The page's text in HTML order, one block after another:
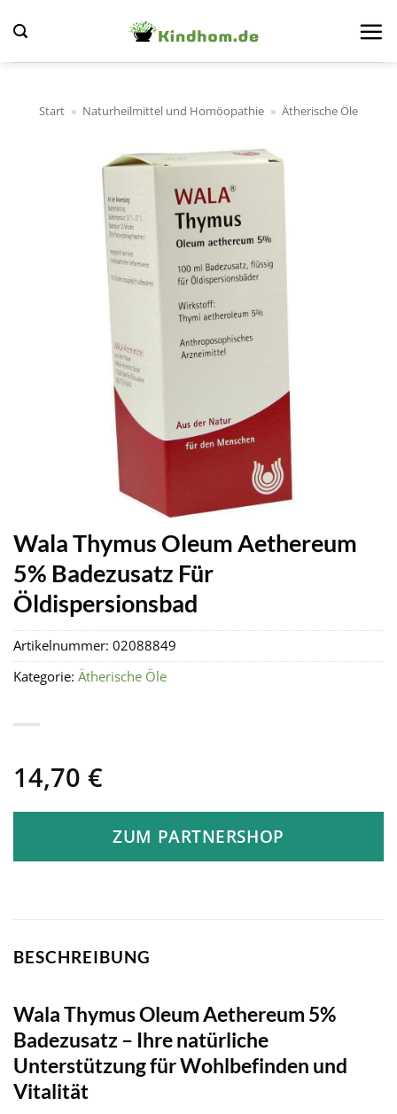
Inhalt
springen
Start » Naturheilmittel und Homöopathie » Ätherische Öle
Wala Thymus Oleum Aethereum
5% Badezusatz Für
Öldispersionsbad
14,70 €
ZUM PARTNERSHOP
Artikelnummer: 02088849
Kategorie: Ätherische Öle
BESCHREIBUNG
Wala Thymus Oleum Aethereum 5%
Badezusatz – Ihre natürliche
Unterstützung für Wohlbefinden und
Vitalität